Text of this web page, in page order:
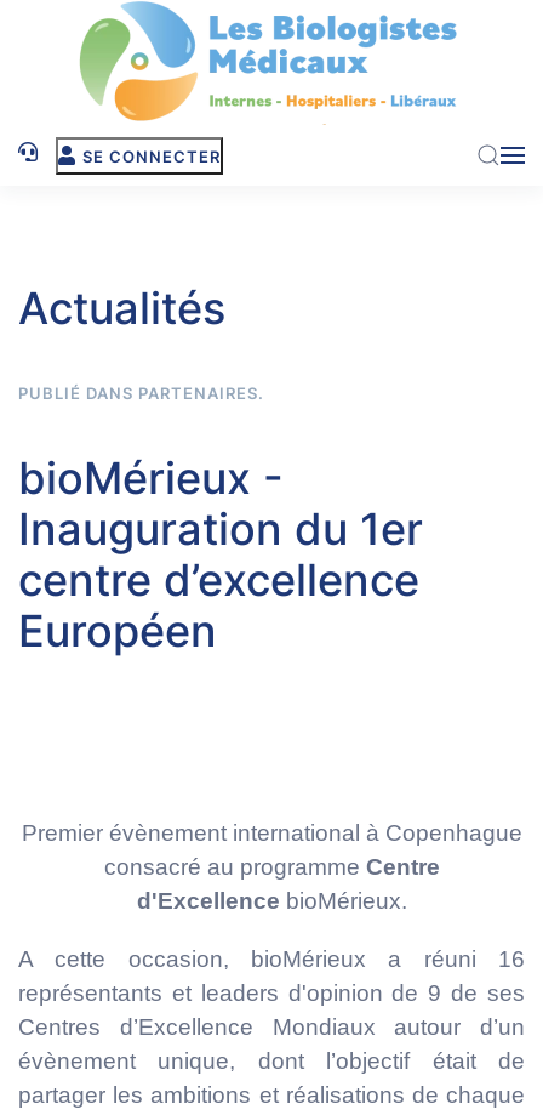
Skip to main content
SE CONNECTER
Actualités
PUBLIÉ DANS PARTENAIRES.
bioMérieux -
Inauguration du 1er
centre d’excellence
Européen
Premier évènement international à Copenhague
consacré au programme Centre
d'Excellence bioMérieux.
A cette occasion, bioMérieux a réuni 16
représentants et leaders d'opinion de 9 de ses
Centres d’Excellence Mondiaux autour d’un
évènement unique, dont l’objectif était de
partager les ambitions et réalisations de chaque